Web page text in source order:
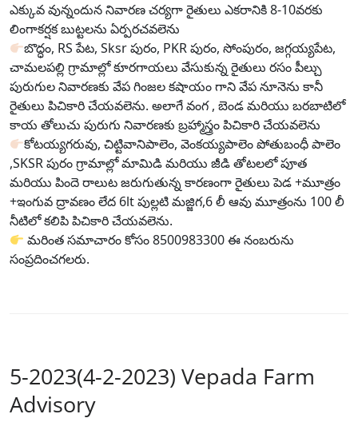
ఎక్కువ వున్నందున నివారణ చర్యగా రైతులు ఎకరానికి 8-10వరకు
లింగాకర్షక బుట్టలను ఏర్పరచవలెను
బొద్ధం, RS పేట, Sksr పురం, PKR పురం, సోంపురం, జగ్గయ్యపేట,
చామలపల్లి గ్రామాల్లో కూరగాయలు వేసుకున్న రైతులు రసం పీల్చు
పురుగుల నివారణకు వేప గింజల కషాయం గాని వేప నూనెను కానీ
రైతులు పిచికారి చేయవలెను. అలాగే వంగ , బెండ మరియు బరబాటిలో
కాయ తోలుచు పురుగు నివారణకు బ్రహ్మాస్త్రం పిచికారి చేయవలెను
కోటయ్యగరువు, చిట్టివానిపాలెం, వెంకయ్యపాలెం పోతుబంధీ పాలెం
,SKSR పురం గ్రామాల్లో మామిడి మరియు జీడి తోటలలో పూత
మరియు పిందె రాలుట జరుగుతున్న కారణంగా రైతులు పెడ +మూత్రం
+ఇంగువ ద్రావణం లేద 6lt పుల్లటి మజ్జిగ,6 లీ ఆవు మూత్రంను 100 లీ
నీటిలో కలిపి పిచికారి చేయవలెను.
మరింత సమాచారం కోసం 8500983300 ఈ నంబరును
సంప్రదించగలరు.
5-2023(4-2-2023) Vepada Farm
Advisory